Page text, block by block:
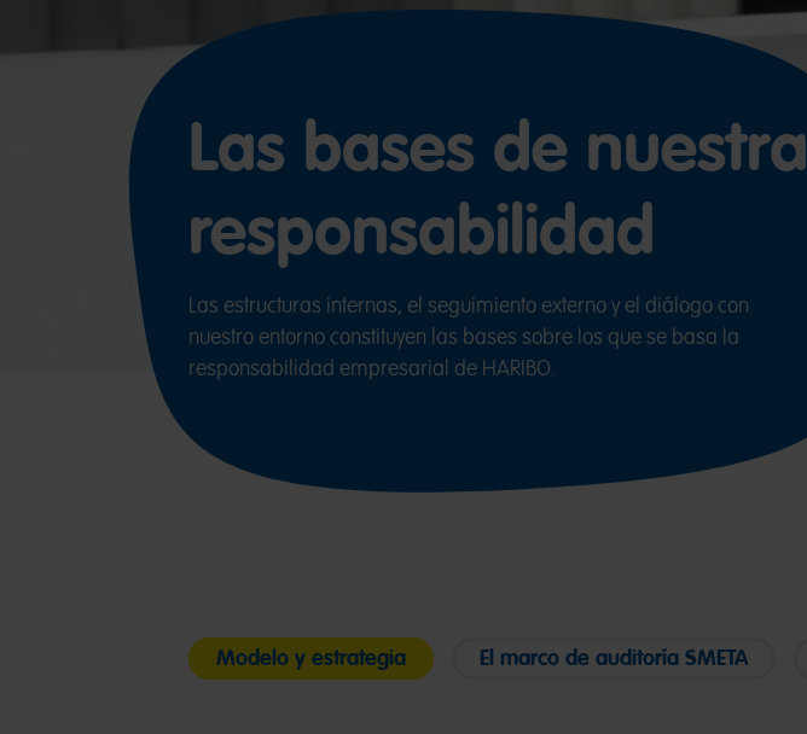
Las bases de nuestra
responsabilidad
Las estructuras internas, el seguimiento externo y el diálogo con
nuestro entorno​ constituyen las bases sobre los que se basa la
responsabilidad empresarial de HARIBO.
Modelo y estrategia El marco de auditoría SMETA